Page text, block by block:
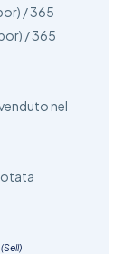
/ 365
/ 365
nel